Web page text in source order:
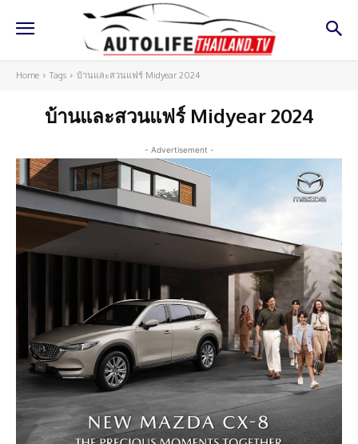
Home Tags บ้านและสวนแฟร์ Midyear 2024
บ้านและสวนแฟร์ Midyear 2024
- Advertisement -